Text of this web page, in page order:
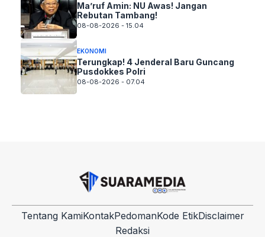
Ma’ruf Amin: NU Awas! Jangan
Rebutan Tambang!
08-08-2026 - 15.04
EKONOMI
Terungkap! 4 Jenderal Baru Guncang
Pusdokkes Polri
08-08-2026 - 07.04
Tentang KamiKontakPedomanKode EtikDisclaimer
Redaksi